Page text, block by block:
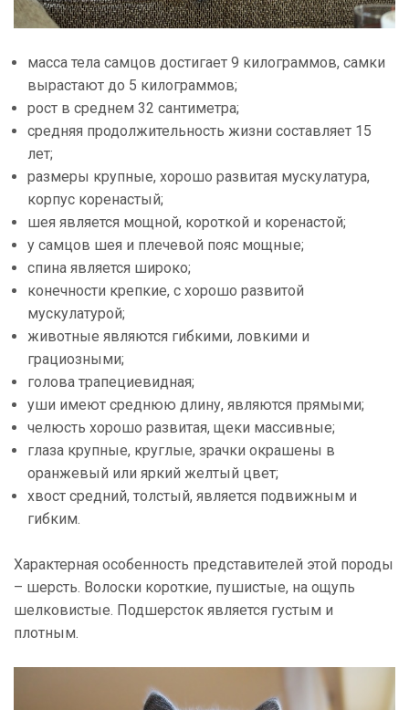
масса тела самцов достигает 9 килограммов, самки
вырастают до 5 килограммов;
рост в среднем 32 сантиметра;
средняя продолжительность жизни составляет 15
лет;
размеры крупные, хорошо развитая мускулатура,
корпус коренастый;
шея является мощной, короткой и коренастой;
у самцов шея и плечевой пояс мощные;
спина является широко;
конечности крепкие, с хорошо развитой
мускулатурой;
животные являются гибкими, ловкими и
грациозными;
голова трапециевидная;
уши имеют среднюю длину, являются прямыми;
челюсть хорошо развитая, щеки массивные;
глаза крупные, круглые, зрачки окрашены в
оранжевый или яркий желтый цвет;
хвост средний, толстый, является подвижным и
гибким.
Характерная особенность представителей этой породы
– шерсть. Волоски короткие, пушистые, на ощупь
шелковистые. Подшерсток является густым и
плотным.